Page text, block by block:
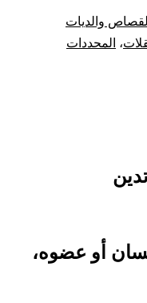
والديات
، المحددات
أو عضوه،